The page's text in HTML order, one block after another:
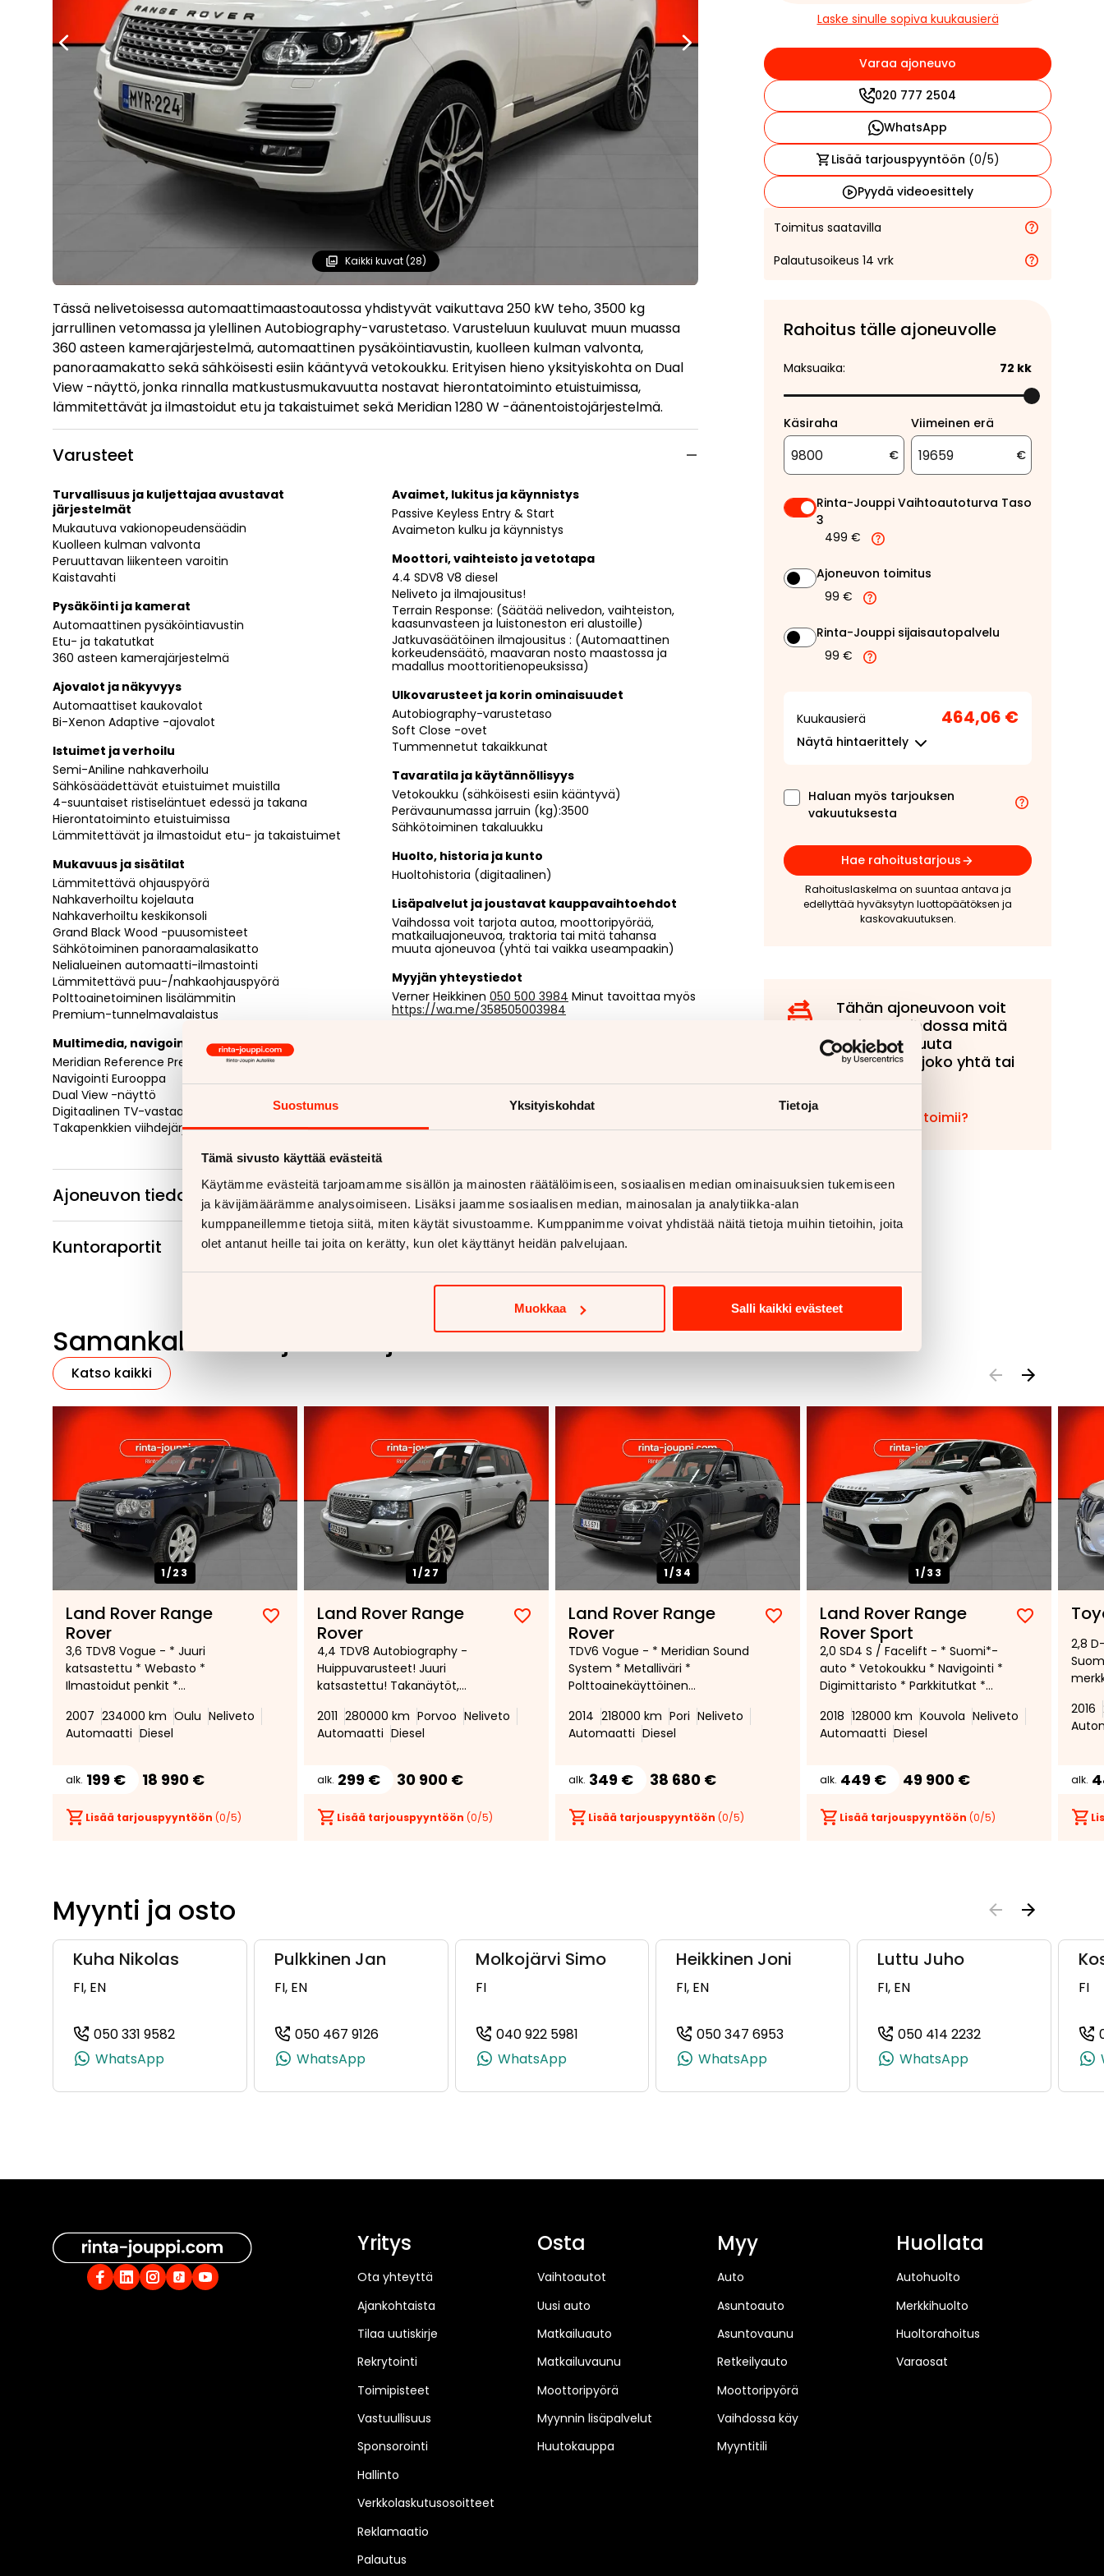
Suostumus Yksityiskohdat Tietoja
Tämä sivusto käyttää evästeitä
Käytämme evästeitä tarjoamamme sisällön ja mainosten räätälöimiseen, sosiaalisen median ominaisuuksien tukemiseen
ja kävijämäärämme analysoimiseen. Lisäksi jaamme sosiaalisen median, mainosalan ja analytiikka-alan
kumppaneillemme tietoja siitä, miten käytät sivustoamme. Kumppanimme voivat yhdistää näitä tietoja muihin tietoihin, joita
olet antanut heille tai joita on kerätty, kun olet käyttänyt heidän palvelujaan.
Muokkaa Salli kaikki evästeet
Kaikki kuvat (28)
Tässä nelivetoisessa automaattimaastoautossa yhdistyvät vaikuttava 250 kW teho, 3500 kg
jarrullinen vetomassa ja ylellinen Autobiography-varustetaso. Varusteluun kuuluvat muun muassa
360 asteen kamerajärjestelmä, automaattinen pysäköintiavustin, kuolleen kulman valvonta,
panoraamakatto sekä sähköisesti esiin kääntyvä vetokoukku. Erityisen hieno yksityiskohta on Dual
View -näyttö, jonka rinnalla matkustusmukavuutta nostavat hierontatoiminto etuistuimissa,
lämmitettävät ja ilmastoidut etu ja takaistuimet sekä Meridian 1280 W -äänentoistojärjestelmä.
Varusteet
Turvallisuus ja kuljettajaa avustavat
järjestelmät
Mukautuva vakionopeudensäädin
Kuolleen kulman valvonta
Peruuttavan liikenteen varoitin
Kaistavahti
Pysäköinti ja kamerat
Automaattinen pysäköintiavustin
Etu- ja takatutkat
360 asteen kamerajärjestelmä
Ajovalot ja näkyvyys
Automaattiset kaukovalot
Bi-Xenon Adaptive -ajovalot
Istuimet ja verhoilu
Semi-Aniline nahkaverhoilu
Sähkösäädettävät etuistuimet muistilla
4-suuntaiset ristiseläntuet edessä ja takana
Hierontatoiminto etuistuimissa
Lämmitettävät ja ilmastoidut etu- ja takaistuimet
Mukavuus ja sisätilat
Lämmitettävä ohjauspyörä
Nahkaverhoiltu kojelauta
Nahkaverhoiltu keskikonsoli
Grand Black Wood -puusomisteet
Sähkötoiminen panoraamalasikatto
Nelialueinen automaatti-ilmastointi
Lämmitettävä puu-/nahkaohjauspyörä
Polttoainetoiminen lisälämmitin
Premium-tunnelmavalaistus
Multimedia, navigointi ja yhteydet
Meridian Reference Premium Audio 1280 W
Navigointi Eurooppa
Dual View -näyttö
Digitaalinen TV-vastaanotin
Takapenkkien viihdejärjestelmä
Avaimet, lukitus ja käynnistys
Passive Keyless Entry & Start
Avaimeton kulku ja käynnistys
Moottori, vaihteisto ja vetotapa
4.4 SDV8 V8 diesel
Neliveto ja ilmajousitus!
Terrain Response: (Säätää nelivedon, vaihteiston,
kaasunvasteen ja luistoneston eri alustoille)
Jatkuvasäätöinen ilmajousitus : (Automaattinen
korkeudensäätö, maavaran nosto maastossa ja
madallus moottoritienopeuksissa)
Ulkovarusteet ja korin ominaisuudet
Autobiography-varustetaso
Soft Close -ovet
Tummennetut takaikkunat
Tavaratila ja käytännöllisyys
Vetokoukku (sähköisesti esiin kääntyvä)
Perävaunumassa jarruin (kg):3500
Sähkötoiminen takaluukku
Huolto, historia ja kunto
Huoltohistoria (digitaalinen)
Lisäpalvelut ja joustavat kauppavaihtoehdot
Vaihdossa voit tarjota autoa, moottoripyörää,
matkailuajoneuvoa, traktoria tai mitä tahansa
muuta ajoneuvoa (yhtä tai vaikka useampaakin)
Myyjän yhteystiedot
Verner Heikkinen 050 500 3984 Minut tavoittaa myös
https://wa.me/358505003984
Ajoneuvon tiedot
Kuntoraportit
Laske sinulle sopiva kuukausierä
Varaa ajoneuvo
020 777 2504
WhatsApp
Lisää tarjouspyyntöön (0/5)
Pyydä videoesittely
Toimitus saatavilla
Palautusoikeus 14 vrk
Rahoitus tälle ajoneuvolle
Maksuaika: 72 kk
Käsiraha
€
Viimeinen erä
€
Rinta-Jouppi Vaihtoautoturva Taso
3
499 €
Ajoneuvon toimitus
99 €
Rinta-Jouppi sijaisautopalvelu
99 €
Kuukausierä 464,06 €
Näytä hintaerittely
Haluan myös tarjouksen
vakuutuksesta
Hae rahoitustarjous
Rahoituslaskelma on suuntaa antava ja
edellyttää hyväksytyn luottopäätöksen ja
kaskovakuutuksen.
Tähän ajoneuvoon voit
tarjota vaihdossa mitä
tahansa muuta
ajoneuvoa, joko yhtä tai
useampaa!
Miten vaihto toimii?
Samankaltaisia ajoneuvoja
Katso kaikki
1/23
Land Rover Range
Rover
Lisää
suosikiksi
Poista
suosikeista
3,6 TDV8 Vogue - * Juuri
katsastettu * Webasto *
Ilmastoidut penkit *
Nahkaverhoilu * Navi *
Ilmajousitus * Kattoluukku *
2007 234000 km Oulu Neliveto
Automaatti Diesel
alk. 199 € 18 990 €
Lisää tarjouspyyntöön (0/5)
1/27
Land Rover Range
Rover
Lisää
suosikiksi
Poista
suosikeista
4,4 TDV8 Autobiography -
Huippuvarusteet! Juuri
katsastettu! Takanäytöt,
Kattoluukku, Harman/Kardon,
Nahkaverhoilu,
Xenon-ajovalot, Navigointi,
Ilma-alusta, Vetokoukku
2011 280000 km Porvoo Neliveto
Automaatti Diesel
alk. 299 € 30 900 €
Lisää tarjouspyyntöön (0/5)
1/34
Land Rover Range
Rover
Lisää
suosikiksi
Poista
suosikeista
TDV6 Vogue - * Meridian Sound
System * Metalliväri *
Polttoainekäyttöinen
Peruutuskamera *
Lämmitettävä tuulilasi *
2014 218000 km Pori Neliveto
Automaatti Diesel
alk. 349 € 38 680 €
Lisää tarjouspyyntöön (0/5)
1/33
Land Rover Range
Rover Sport
Lisää
suosikiksi
Poista
2,0 SD4 S / Facelift - * Suomi*-
auto * Vetokoukku * Navigointi *
Digimittaristo * Parkkitutkat *
takaluukku * Kaistavahti * Led-
ajovalot * Tähän autoon
Turva *
2018 128000 km Kouvola Neliveto
Automaatti Diesel
alk. 449 € 49 900 €
Lisää tarjouspyyntöön (0/5)
2,8
2016
alk.
Myynti ja osto
Kuha Nikolas
FI, EN
050 331 9582
(+358503319582, 0503319582, +358 50 331 9582)
WhatsApp
Pulkkinen Jan
FI, EN
050 467 9126
(+358504679126, 0504679126, +358 50 467 9126)
WhatsApp
Molkojärvi Simo
FI
040 922 5981
(+358409225981, 0409225981, +358 40 922 5981)
WhatsApp
Heikkinen Joni
FI, EN
050 347 6953
(+358503476953, 0503476953, +358 50 347
WhatsApp
Luttu Juho
FI, EN
050 414 2232
(+358504142232,
WhatsApp
FI
Yritys
Ota yhteyttä
Ajankohtaista
Tilaa uutiskirje
Rekrytointi
Toimipisteet
Vastuullisuus
Sponsorointi
Hallinto
Verkkolaskutusosoitteet
Reklamaatio
Palautus
Osta
Vaihtoautot
Uusi auto
Matkailuauto
Matkailuvaunu
Moottoripyörä
Myynnin lisäpalvelut
Huutokauppa
Myy
Auto
Asuntoauto
Asuntovaunu
Retkeilyauto
Moottoripyörä
Vaihdossa käy
Myyntitili
Huollata
Autohuolto
Merkkihuolto
Huoltorahoitus
Varaosat